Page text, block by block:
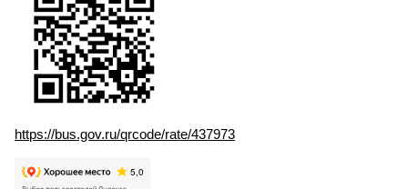
https://bus.gov.ru/qrcode/rate/437973